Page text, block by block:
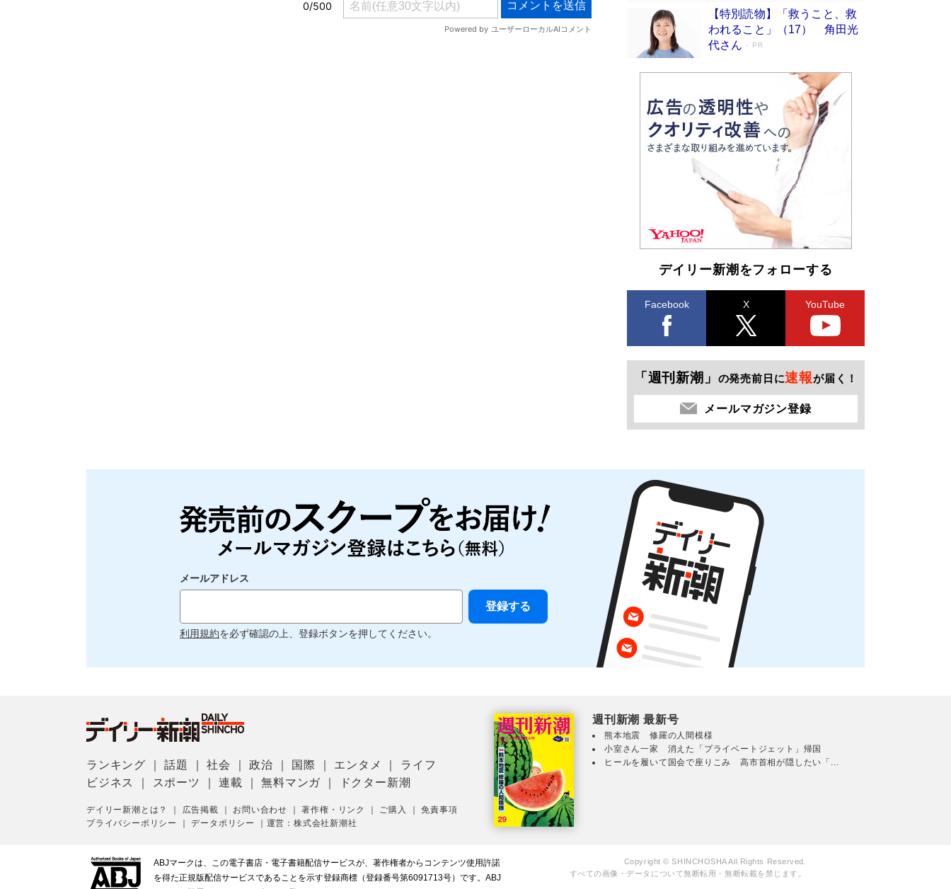
【特別読物】「救うこと、救
われること」（17） 角田光
代さん
PR
デイリー新潮をフォローする
Facebook X YouTube
「週刊新潮」 の発売前日に速報が届く！
メールマガジン登録
メールアドレス
利用規約を必ず確認の上、登録ボタンを押してください。
ランキング ｜話題 ｜社会 ｜政治 国際 エンタメ
ライフ
ビジネス
スポーツ ｜連載 ｜無料マンガ ドクター新潮
デイリー新潮とは？ 広告掲載 お問い合わせ ｜著作権・リンク ご購入 ｜免責事項
プライバシーポリシー
｜データポリシー 運営：株式会社新潮社
週刊新潮 最新号
熊本地震 修羅の人間模様
小室さん一家 消えた「プライベートジェット」帰国
ヒールを履いて国会で座りこみ 高市首相が隠したい「...
ABJマークは、この電子書店・電子書籍配信サービスが、著作権者からコンテンツ使用許諾
を得た正規版配信サービスであることを示す登録商標（登録番号第6091713号）です。ABJ
Copyright © SHINCHOSHA All Rights Reserved.
すべての画像・データについて無断転用・無断転載を禁じます。